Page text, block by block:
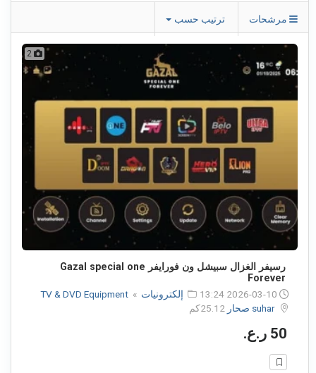
مرشحات ترتيب حسب
رسيفر الغزال سبيشل ون فورايفر Gazal special one
Forever
إلكترونيات »
TV & DVD Equipment
suhar صحار
25.12كم
50 ر.ع.